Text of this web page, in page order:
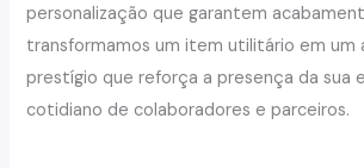
personalização que garantem
transformamos um item utilitário em um
prestígio que reforça a presença da sua
cotidiano de colaboradores e parceiros.